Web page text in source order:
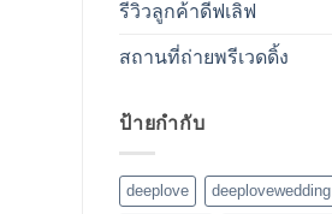
รีวิวลูกค้าดีฟเลิฟ
สถานที่ถ่ายพรีเวดดิ้ง
ป้ายกำกับ
deeplove deeplovewedding